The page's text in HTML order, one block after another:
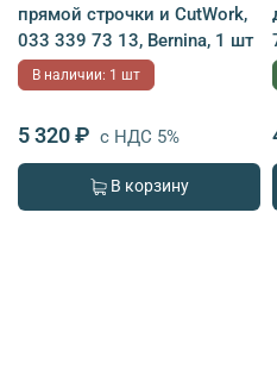
прямой строчки и CutWork,
033 339 73 13, Bernina, 1 шт
В наличии: 1 шт
5 320 ₽ с НДС 5%
В корзину